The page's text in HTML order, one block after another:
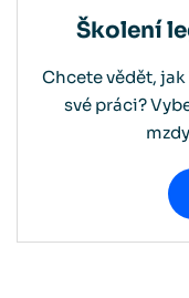
Školení
Chcete vědět,
své práci?